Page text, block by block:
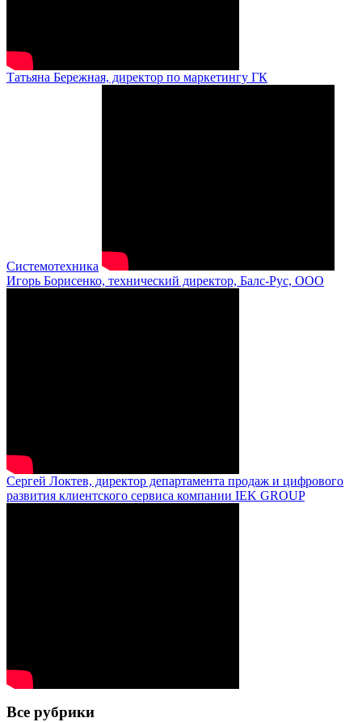
Татьяна Бережная, директор по маркетингу ГК
Системотехника
Игорь Борисенко, технический директор, Балс-Рус, ООО
Сергей Локтев, директор департамента продаж и цифрового
развития клиентского сервиса компании IEK GROUP
Все рубрики